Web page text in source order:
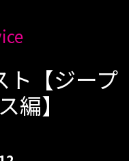
ト【ジープ
編】